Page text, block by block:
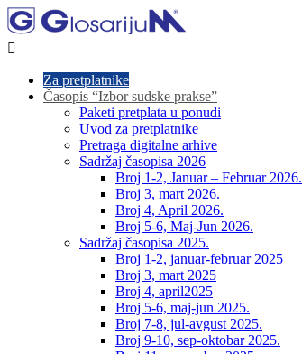

Za pretplatnike
Časopis “Izbor sudske prakse”
Paketi pretplata u ponudi
Uvod za pretplatnike
Pretraga digitalne arhive
Sadržaj časopisa 2026
Broj 1-2, Januar – Februar 2026.
Broj 3, mart 2026.
Broj 4, April 2026.
Broj 5-6, Maj-Jun 2026.
Sadržaj časopisa 2025.
Broj 1-2, januar-februar 2025
Broj 3, mart 2025
Broj 4, april2025
Broj 5-6, maj-jun 2025.
Broj 7-8, jul-avgust 2025.
Broj 9-10, sep-oktobar 2025.